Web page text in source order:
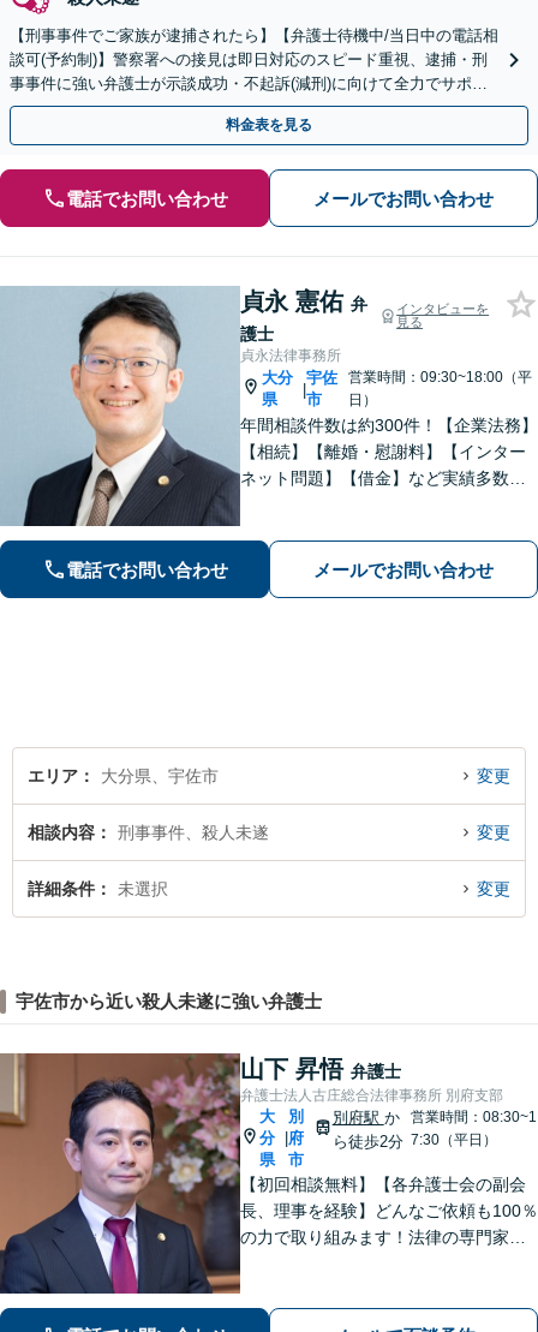
【刑事事件でご家族が逮捕されたら】【弁護士待機中/当日中の電話相
談可(予約制)】警察署への接見は即日対応のスピード重視、逮捕・刑
事事件に強い弁護士が示談成功・不起訴(減刑)に向けて全力でサポー
トします。【加害者側の相談専門】
料金表を見る
電話でお問い合わせ メールでお問い合わせ
貞永 憲佑 弁
護士
インタビューを
見る
貞永法律事務所
大分
県
|
宇佐
市
営業時間：09:30~18:00（平
日）
年間相談件数は約300件！【企業法務】
【相続】【離婚・慰謝料】【インター
ネット問題】【借金】など実績多数。
がけております。【感謝の声も多数】
電話でお問い合わせ メールでお問い合わせ
エリア 大分県、宇佐市 変更
相談内容 刑事事件、殺人未遂 変更
詳細条件 未選択 変更
宇佐市から近い殺人未遂に強い弁護士
山下 昇悟 弁護士
弁護士法人古庄総合法律事務所 別府支部
大
分
県
別
府
市
別府駅 か
ら徒歩2分
営業時間：08:30~1
7:30（平日）
【初回相談無料】【各弁護士会の副会
長、理事を経験】どんなご依頼も100％
の力で取り組みます！法律の専門家と
拠点ある地域密着型の事務所】